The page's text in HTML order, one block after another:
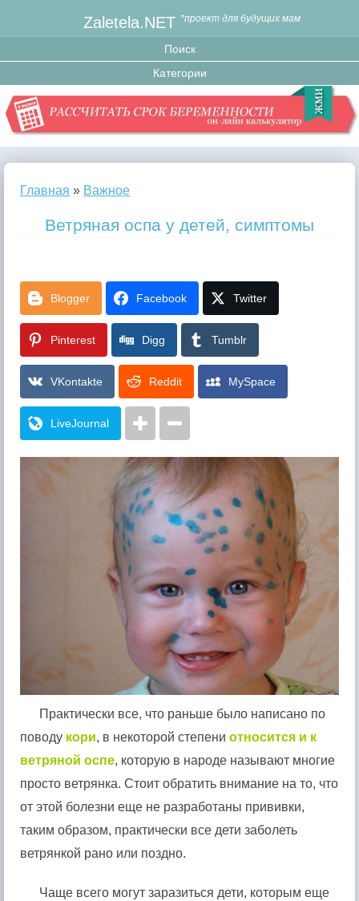
Zaletela.NET *проект для будущих мам
Главная » Важное
Ветряная оспа у детей, симптомы
Blogger Facebook Twitter
Pinterest Digg Tumblr
VKontakte Reddit MySpace
LiveJournal
Практически все, что раньше было написано по
поводу кори, в некоторой степени относится и к
ветряной оспе, которую в народе называют многие
просто ветрянка. Стоит обратить внимание на то, что
от этой болезни еще не разработаны прививки,
таким образом, практически все дети заболеть
ветрянкой рано или поздно.
Чаще всего могут заразиться дети, которым еще